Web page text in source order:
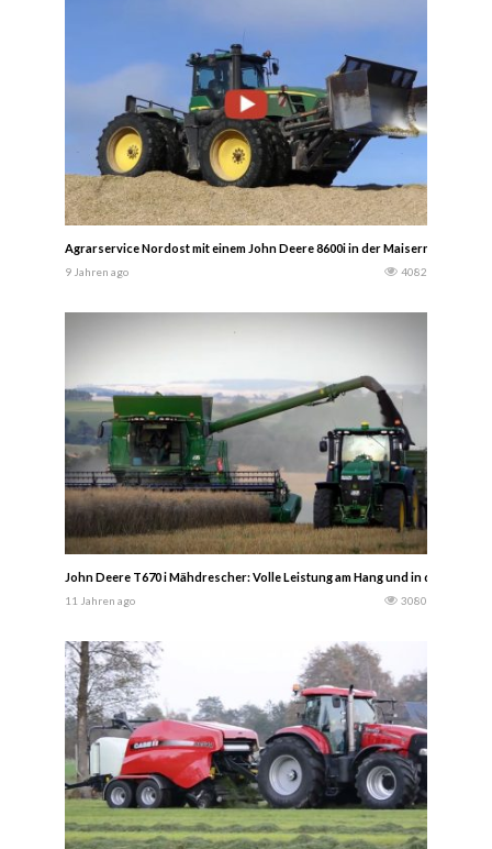
Agrarservice Nordost mit einem John Deere 8600i in der Maisernte.Zwei
9 Jahren ago 4082
John Deere T670 i Mähdrescher: Volle Leistung am Hang und in der Ebene
11 Jahren ago 3080